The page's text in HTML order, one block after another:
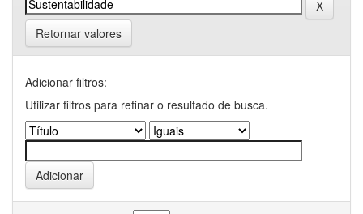
Retornar valores
Adicionar filtros:
Utilizar filtros para refinar o resultado de busca.